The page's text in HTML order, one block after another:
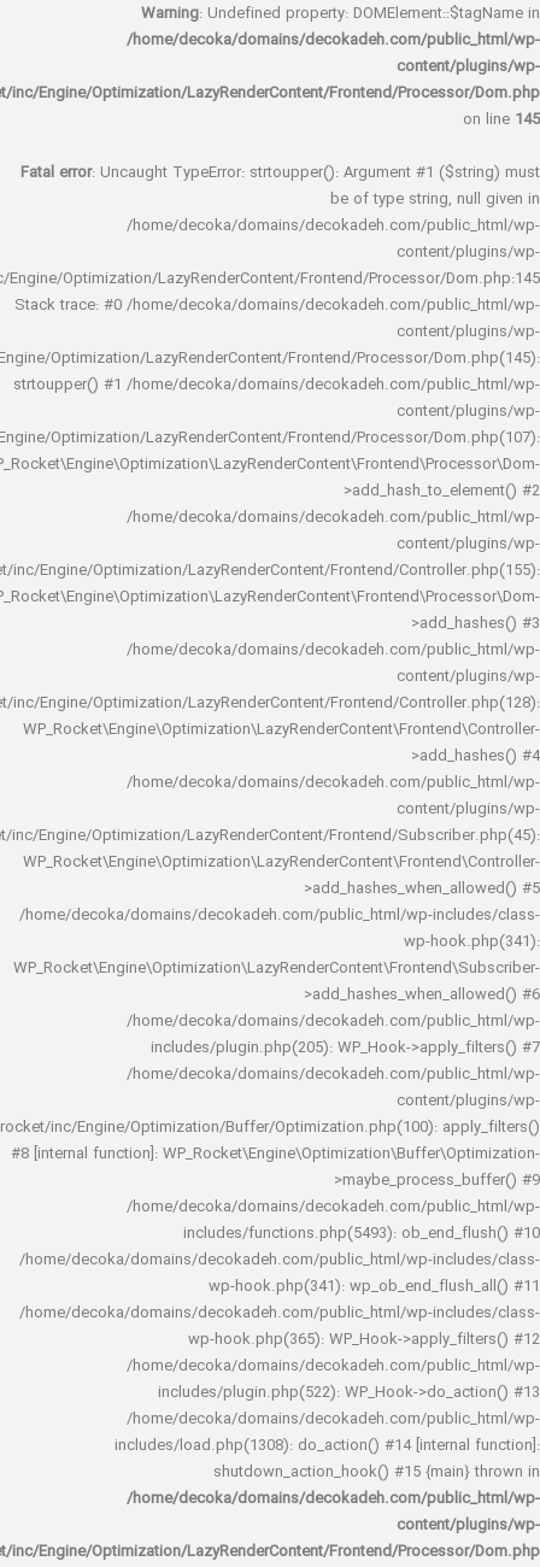
Warning: Undefined property:
/home/decoka/domains/decokadeh.com/
rocket/inc/Engine/Optimization/LazyRenderContent/Frontend/
Fatal error : Uncaught TypeError: strtoupper(): Argument #1
be of type string,
/home/decoka/domains/decokadeh.com/
rocket/inc/Engine/Optimization/LazyRenderContent/Frontend/Processor/
Stack trace: #0 /home/decoka/domains/decokadeh.com/
rocket/inc/Engine/Optimization/LazyRenderContent/Frontend/Processor/
strtoupper() #1 /home/decoka/domains/decokadeh.com/
rocket/inc/Engine/Optimization/LazyRenderContent/Frontend/Processor/
/home/decoka/domains/decokadeh.com/
rocket/inc/Engine/Optimization/LazyRenderContent/Frontend/
/home/decoka/domains/decokadeh.com/
rocket/inc/Engine/Optimization/LazyRenderContent/Frontend/
/home/decoka/domains/decokadeh.com/
rocket/inc/Engine/Optimization/LazyRenderContent/Frontend/
/home/decoka/domains/decokadeh.com/public_html/wp-
wp-
/home/decoka/domains/decokadeh.com/
includes/plugin.php(205): WP_Hook-
/home/decoka/domains/decokadeh.com/
rocket/inc/Engine/Optimization/Buffer/Optimization.php(100):
#8 [internal function]:
/home/decoka/domains/decokadeh.com/
includes/functions.php(5493):
/home/decoka/domains/decokadeh.com/public_html/wp-
wp-hook.php(341):
/home/decoka/domains/decokadeh.com/public_html/wp-
wp-hook.php(365): WP_Hook-
/home/decoka/domains/decokadeh.com/
includes/plugin.php(522): WP_Hook-
/home/decoka/domains/decokadeh.com/
includes/load.php(1308): do_action() #14
shutdown_action_hook() #15
/home/decoka/domains/decokadeh.com/
rocket/inc/Engine/Optimization/LazyRenderContent/Frontend/